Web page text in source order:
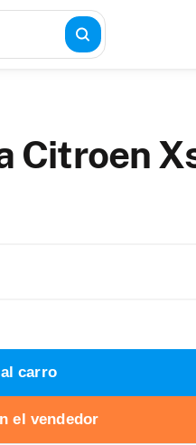
Citroen
carro
el vendedor